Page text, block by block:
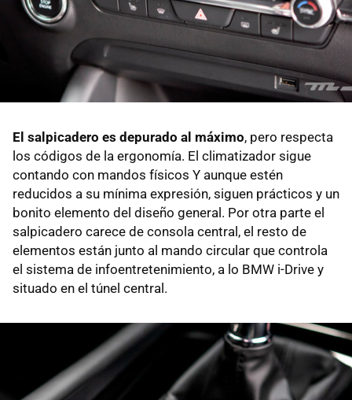
El salpicadero es depurado al máximo, pero respecta
los códigos de la ergonomía. El climatizador sigue
contando con mandos físicos Y aunque estén
reducidos a su mínima expresión, siguen prácticos y un
bonito elemento del diseño general. Por otra parte el
salpicadero carece de consola central, el resto de
elementos están junto al mando circular que controla
el sistema de infoentretenimiento, a lo BMW i-Drive y
situado en el túnel central.